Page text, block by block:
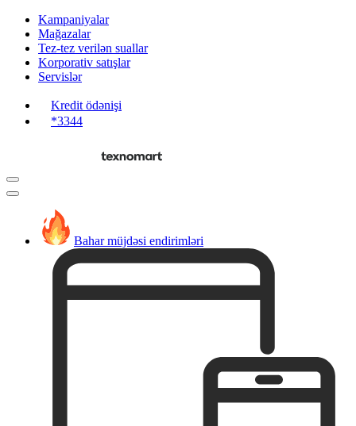
Kampaniyalar
Mağazalar
Tez-tez verilən suallar
Korporativ satışlar
Servislər
Kredit ödənişi
*3344
Bahar müjdəsi endirimləri